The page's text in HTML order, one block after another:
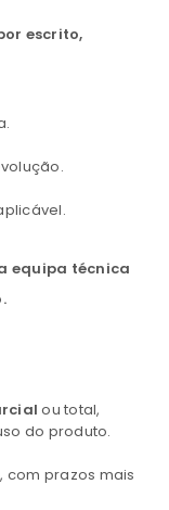
escrito,
equipa técnica
ou total,
do produto.
com prazos mais